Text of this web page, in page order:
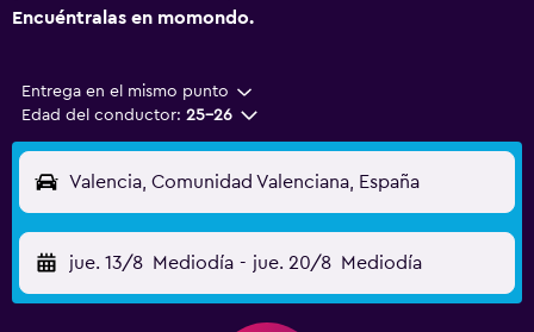
Encuéntralas en momondo.
Entrega en el mismo punto
Edad del conductor: 25-26
Valencia, Comunidad Valenciana, España
jue. 13/8 Mediodía - jue. 20/8 Mediodía